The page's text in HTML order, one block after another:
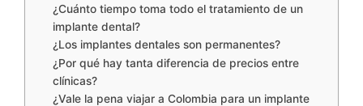
¿Cuánto tiempo toma todo el tratamiento de un
implante dental?
¿Los implantes dentales son permanentes?
¿Por qué hay tanta diferencia de precios entre
clínicas?
¿Vale la pena viajar a Colombia para un implante